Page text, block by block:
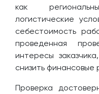
как
логистические
себестоимость
проведенная
интересы
снизить финансовые
Проверка